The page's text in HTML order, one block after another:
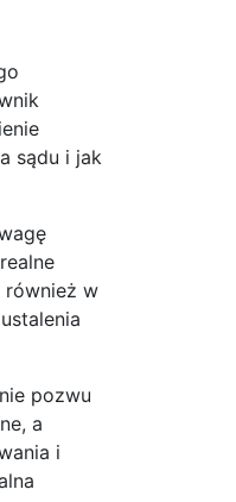
sądu i jak
również w
pozwu
a
i